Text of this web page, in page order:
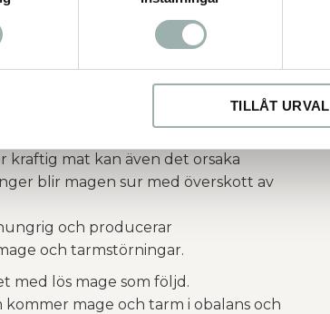
TILLÅT URVAL
när individen har exempelvis diarré,
mage och tarm, situationer som
byte av foder eller andra
kan bero på många olika
och miljöförändringar kan vara
mat kan även det orsaka
blir magen sur med överskott av
och producerar
och tarmstörningar.
med lös mage som följd.
mage och tarm i obalans och